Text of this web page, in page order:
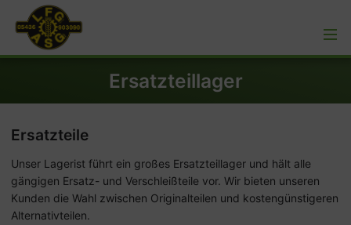
Ersatzteillager
Ersatzteile
Unser Lagerist führt ein großes Ersatzteillager und hält alle
gängigen Ersatz- und Verschleißteile vor. Wir bieten unseren
Kunden die Wahl zwischen Originalteilen und kostengünstigeren
Alternativteilen.